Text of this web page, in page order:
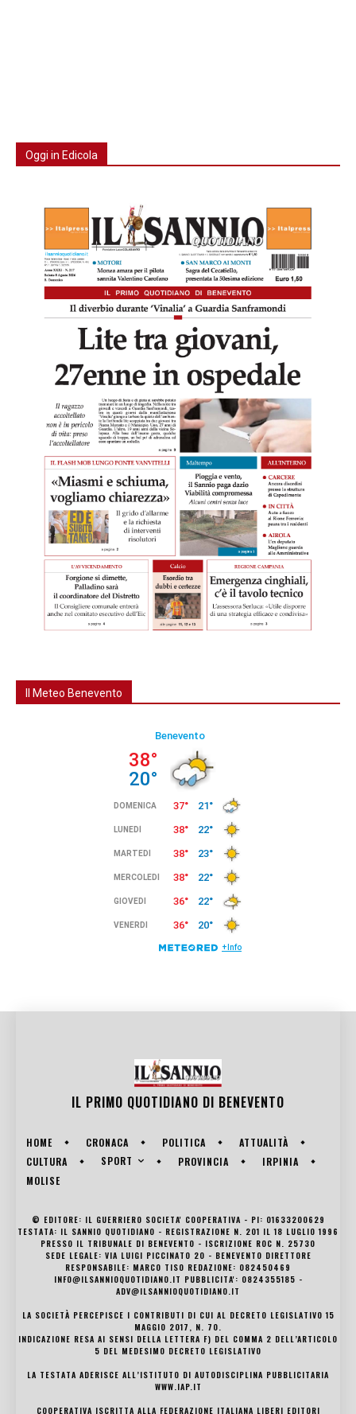
Oggi in Edicola
Il Meteo Benevento
IL PRIMO QUOTIDIANO DI BENEVENTO
HOME CRONACA POLITICA
ATTUALITÀ
CULTURA
SPORT PROVINCIA
IRPINIA
MOLISE
© EDITORE: IL GUERRIERO SOCIETA' COOPERATIVA - PI: 01633200629
TESTATA: IL SANNIO QUOTIDIANO - REGISTRAZIONE N. 201 IL 18 LUGLIO 1996
PRESSO IL TRIBUNALE DI BENEVENTO - ISCRIZIONE ROC N. 25730
SEDE LEGALE: VIA LUIGI PICCINATO 20 - BENEVENTO DIRETTORE
RESPONSABILE: MARCO TISO REDAZIONE: 082450469
INFO@ILSANNIOQUOTIDIANO.IT PUBBLICITA': 0824355185 -
ADV@ILSANNIOQUOTIDIANO.IT
LA SOCIETÀ PERCEPISCE I CONTRIBUTI DI CUI AL DECRETO LEGISLATIVO 15
MAGGIO 2017, N. 70.
INDICAZIONE RESA AI SENSI DELLA LETTERA F) DEL COMMA 2 DELL’ARTICOLO
5 DEL MEDESIMO DECRETO LEGISLATIVO
LA TESTATA ADERISCE ALL’ISTITUTO DI AUTODISCIPLINA PUBBLICITARIA
WWW.IAP.IT
COOPERATIVA ISCRITTA ALLA FEDERAZIONE ITALIANA LIBERI EDITORI